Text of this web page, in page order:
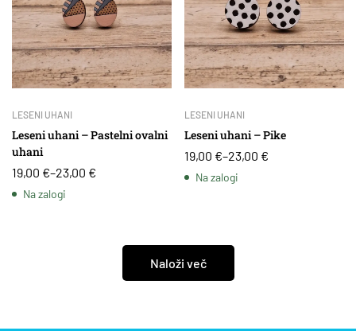
LESENI UHANI
Leseni uhani – Pastelni ovalni
uhani
19,00 €–23,00 €
Na zalogi
LESENI UHANI
Leseni uhani – Pike
19,00 €–23,00 €
Na zalogi
Naloži več